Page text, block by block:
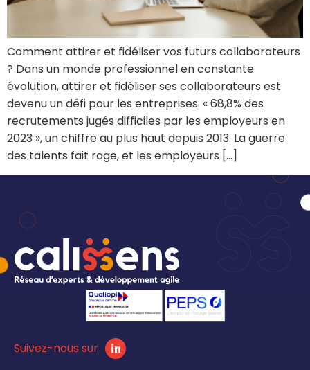
Comment attirer et fidéliser vos futurs collaborateurs
? Dans un monde professionnel en constante
évolution, attirer et fidéliser ses collaborateurs est
devenu un défi pour les entreprises. « 68,8% des
recrutements jugés difficiles par les employeurs en
2023 », un chiffre au plus haut depuis 2013. La guerre
des talents fait rage, et les employeurs […]
Suivez-nous sur